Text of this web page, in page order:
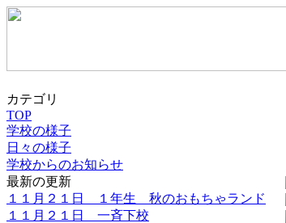
カテゴリ
TOP
学校の様子
日々の様子
学校からのお知らせ
最新の更新
１１月２１日 １年生 秋のおもちゃランド
１１月２１日 一斉下校